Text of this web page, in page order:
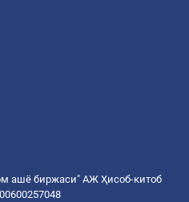
ашё биржаси" АЖ Ҳисоб-китоб